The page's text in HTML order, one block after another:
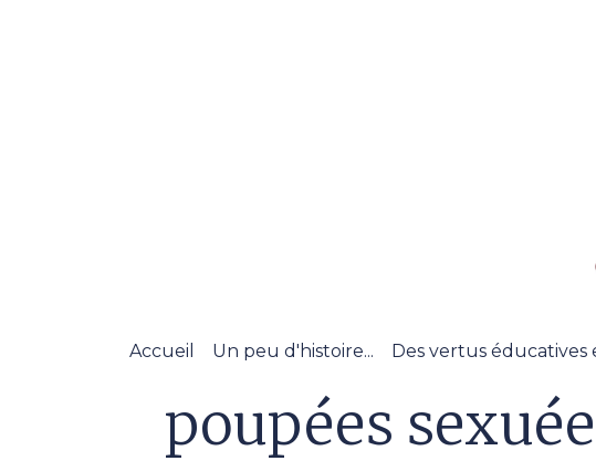
Accueil Un peu d'histoire... Des vertus
poupées